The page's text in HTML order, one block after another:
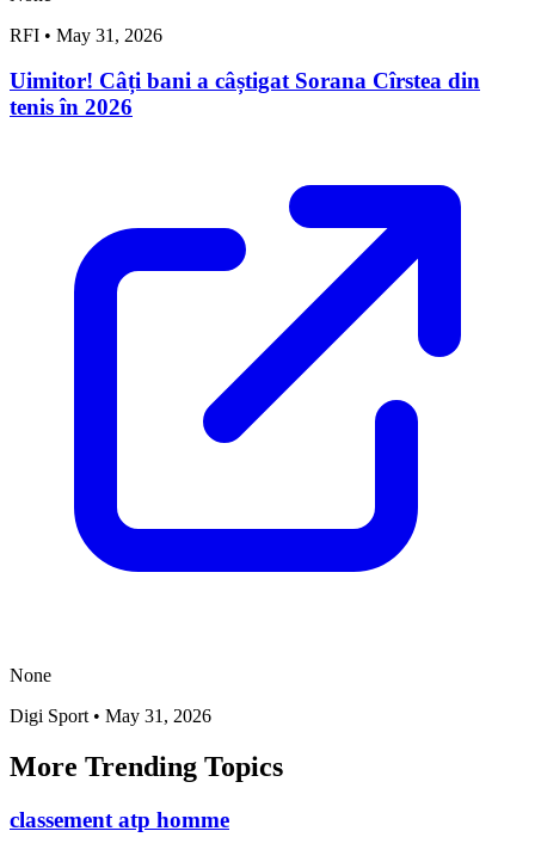
RFI • May 31, 2026
Uimitor! Câți bani a câștigat Sorana Cîrstea din
tenis în 2026
None
Digi Sport • May 31, 2026
More Trending Topics
classement atp homme